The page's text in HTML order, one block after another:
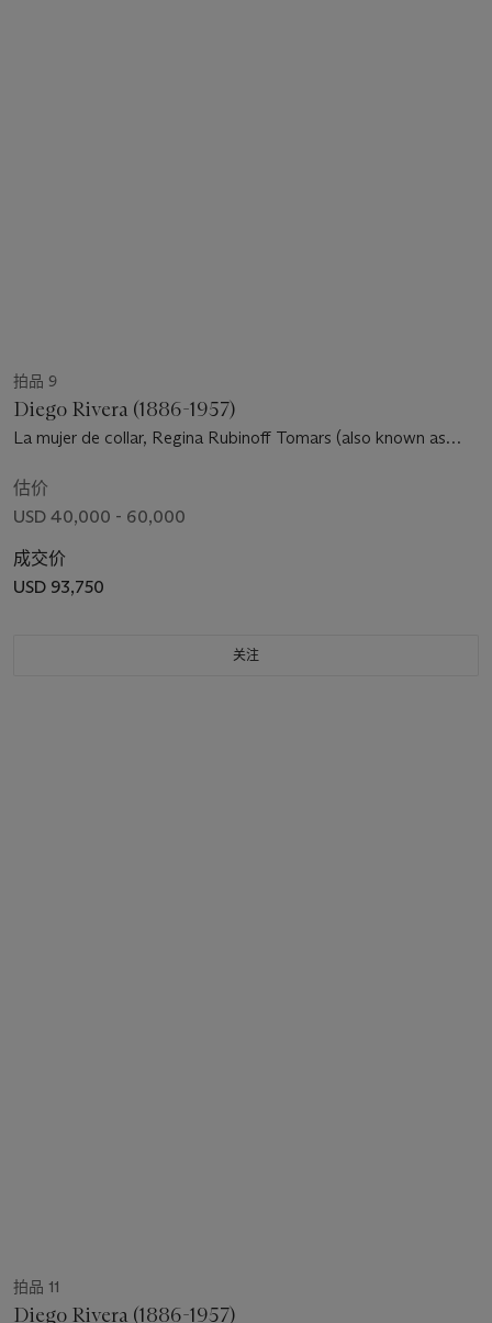
拍品 9
Diego Rivera (1886-1957)
La mujer de collar, Regina Rubinoff Tomars (also known as
估价
USD 40,000 - 60,000
成交价
USD 93,750
关注
拍品 11
Diego Rivera (1886-1957)